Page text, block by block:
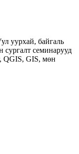
уурхай, байгаль
сургалт семинарууд
QGIS, GIS, мөн